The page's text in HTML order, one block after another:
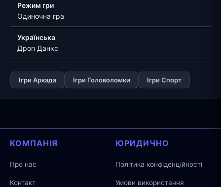
Режим гри
Одиночна гра
Українська
Дроп Данкс
Ігри Аркада Ігри Головоломки Ігри Спорт
КОМПАНІЯ
Про нас
Контакт
ЮРИДИЧНО
Політика конфіденційності
Умови використання